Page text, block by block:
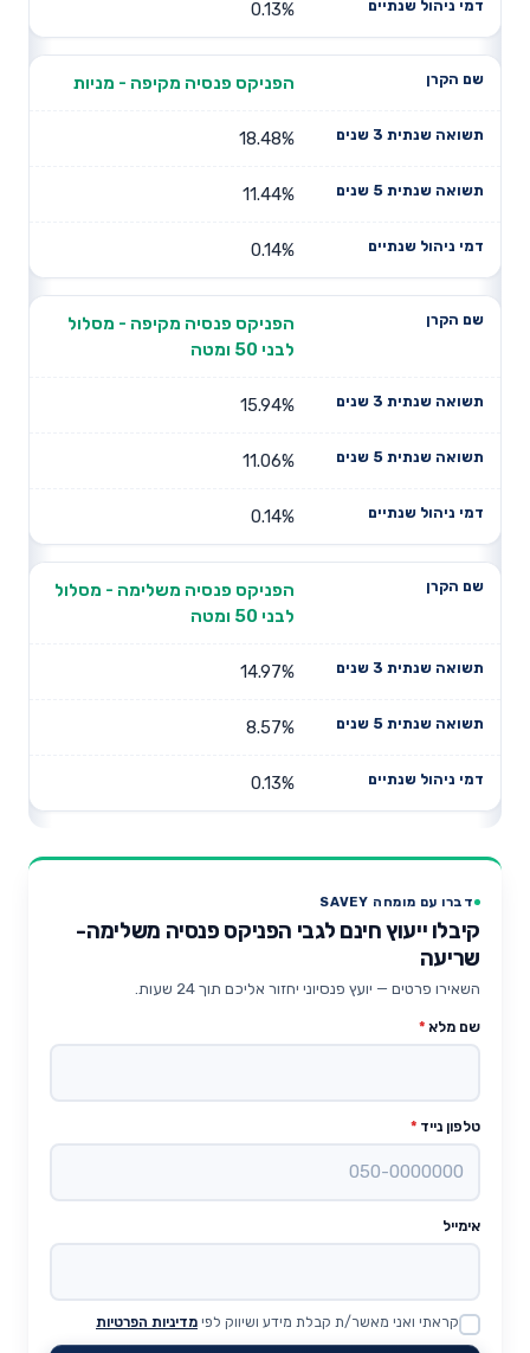
0.13%
הפניקס פנסיה מקיפה - מניות
18.48%
11.44%
0.14%
הפניקס פנסיה מקיפה - מסלול
לבני 50 ומטה
15.94%
11.06%
0.14%
הפניקס פנסיה משלימה - מסלול
לבני 50 ומטה
14.97%
8.57%
0.13%
דברו עם מומחה SAVEY
קיבלו ייעוץ חינם לגבי הפניקס פנסיה משלימה-
שריעה
השאירו פרטים — יועץ פנסיוני יחזור אליכם תוך 24 שעות.
שם מלא *
טלפון נייד *
אימייל
Website
קראתי ואני מאשר/ת קבלת מידע ושיווק לפי מדיניות הפרטיות